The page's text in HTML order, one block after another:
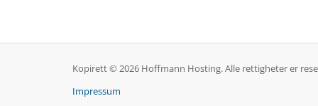
Kopirett © 2026 Hoffmann Hosting. Alle rettigheter er
Impressum